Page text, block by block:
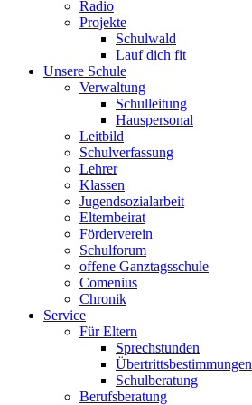
Radio
Projekte
Schulwald
Lauf dich fit
Unsere Schule
Verwaltung
Schulleitung
Hauspersonal
Leitbild
Schulverfassung
Lehrer
Klassen
Jugendsozialarbeit
Elternbeirat
Förderverein
Schulforum
offene Ganztagsschule
Comenius
Chronik
Service
Für Eltern
Sprechstunden
Übertrittsbestimmungen
Schulberatung
Berufsberatung